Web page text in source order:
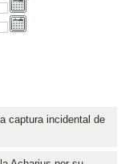
captura incidental de